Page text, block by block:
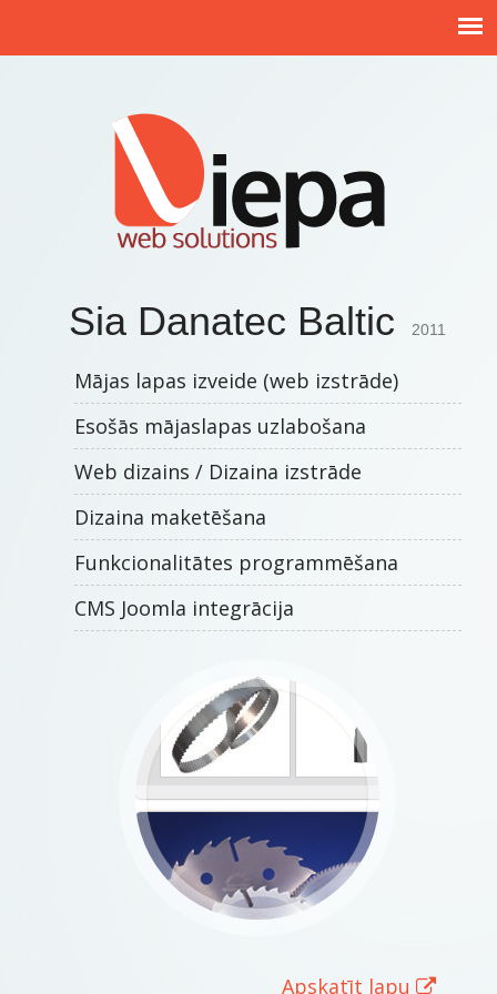
Sia Danatec Baltic 2011
Mājas lapas izveide (web izstrāde)
Esošās mājaslapas uzlabošana
Web dizains / Dizaina izstrāde
Dizaina maketēšana
Funkcionalitātes programmēšana
CMS Joomla integrācija
Apskatīt lapu